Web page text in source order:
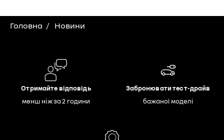
Головна Новини
Отримайте відповідь
менш ніж за 2 години
Забронювати тест-драйв
бажаної моделі